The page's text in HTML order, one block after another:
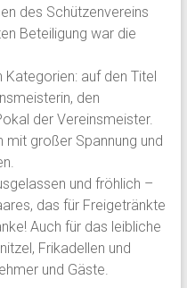
des Schützenvereins
Beteiligung war die
auf den Titel
den
der Vereinsmeister.
großer Spannung und
und fröhlich –
das für Freigetränkte
Auch für das leibliche
Frikadellen und
und Gäste.